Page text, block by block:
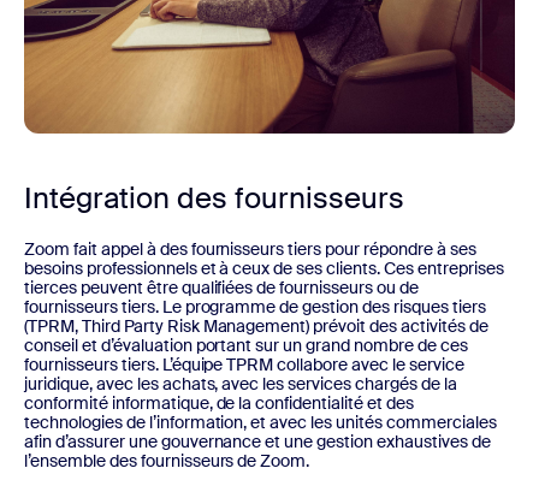
Intégration des fournisseurs
Zoom fait appel à des fournisseurs tiers pour répondre à ses
besoins professionnels et à ceux de ses clients. Ces entreprises
tierces peuvent être qualifiées de fournisseurs ou de
fournisseurs tiers. Le programme de gestion des risques tiers
(TPRM, Third Party Risk Management) prévoit des activités de
conseil et d’évaluation portant sur un grand nombre de ces
fournisseurs tiers. L’équipe TPRM collabore avec le service
juridique, avec les achats, avec les services chargés de la
conformité informatique, de la confidentialité et des
technologies de l’information, et avec les unités commerciales
afin d’assurer une gouvernance et une gestion exhaustives de
l’ensemble des fournisseurs de Zoom.